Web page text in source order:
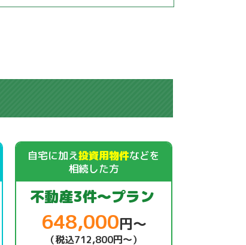
自宅に加え投資用物件などを
相続した方
不動産3件～プラン
648,000円～
（税込712,800円～）